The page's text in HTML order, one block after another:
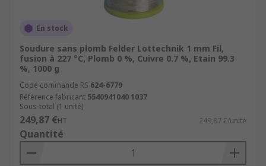
Il existe des alternatives au fil de soudure en
bobine :
les granules pour soudure qui servent en
particulier avec un creuset d'étamage pour
réaliser un bain d'étamage. Elles ne sont
pas adaptées au travail sur poste de
soudure.
les barres d'étain, toujours sous forme
d'alliage, peuvent s'avérer plus pratiques
En stock
Soudure sans plomb Felder Lottechnik 1 mm Fil,
fusion à 227 °C, Plomb 0 %, Cuivre 0.7 %, Etain 99.3
%, 1000 g
Code commande RS 624-6779
Référence fabricant 5540941040 1037
Sous-total (1 unité)
249,87 €HT 249,87 €/unité
Quantité